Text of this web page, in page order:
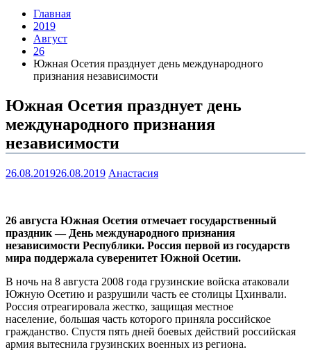
Главная
2019
Август
26
Южная Осетия празднует день международного
признания независимости
Южная Осетия празднует день
международного признания
независимости
26.08.201926.08.2019 Анастасия
26 августа Южная Осетия отмечает государственный
праздник — День международного признания
независимости Республики. Россия первой из государств
мира поддержала суверенитет Южной Осетии.
В ночь на 8 августа 2008 года грузинские войска атаковали
Южную Осетию и разрушили часть ее столицы Цхинвали.
Россия отреагировала жестко, защищая местное
население, большая часть которого приняла российское
гражданство. Спустя пять дней боевых действий российская
армия вытеснила грузинских военных из региона.